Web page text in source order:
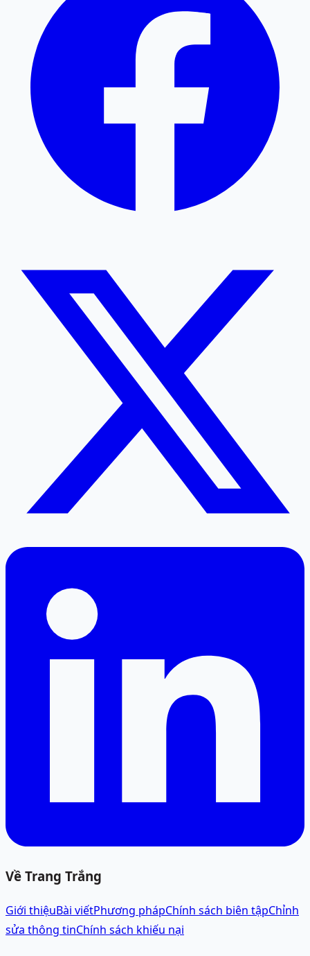
Về Trang Trắng
Giới thiệuBài viếtPhương phápChính sách biên tậpChỉnh
sửa thông tinChính sách khiếu nại